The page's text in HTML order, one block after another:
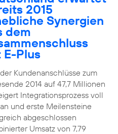
2015
Synergien
dem
E-Plus
Kundenanschlüsse zum
2014 auf 47,7 Millionen
Integrationsprozess voll
und erste Meilensteine
abgeschlossen
Umsatz von 7,79